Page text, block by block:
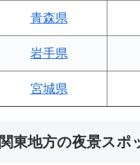
青森県
岩手県
宮城県
関東地方の夜景スポ